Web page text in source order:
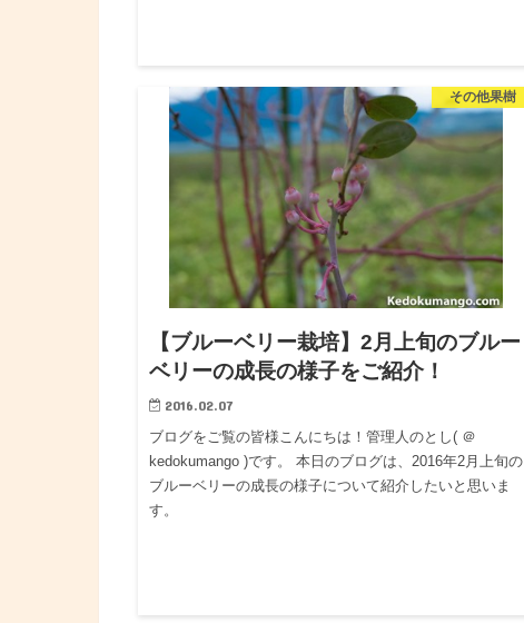
その他果樹
【ブルーベリー栽培】2月上旬のブルー
ベリーの成長の様子をご紹介！
2016.02.07
ブログをご覧の皆様こんにちは！管理人のとし( ＠
kedokumango )です。 本日のブログは、2016年2月上旬の
ブルーベリーの成長の様子について紹介したいと思いま
す。